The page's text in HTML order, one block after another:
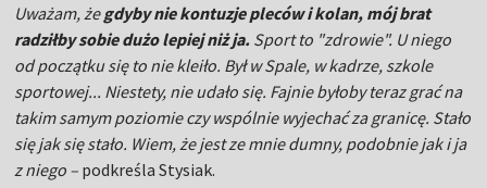
Uważam, żegdyby nie kontuzje pleców i kolan, mój brat
radziłby sobie dużo lepiej niż ja. Sport to "zdrowie". U niego
od początku się to nie kleiło. Był w Spale, w kadrze, szkole
sportowej... Niestety, nie udało się. Fajnie byłoby teraz grać na
takim samym poziomie czy wspólnie wyjechać za granicę. Stało
się jak się stało. Wiem, że jest ze mnie dumny, podobnie jak i ja
z niego – podkreśla Stysiak.